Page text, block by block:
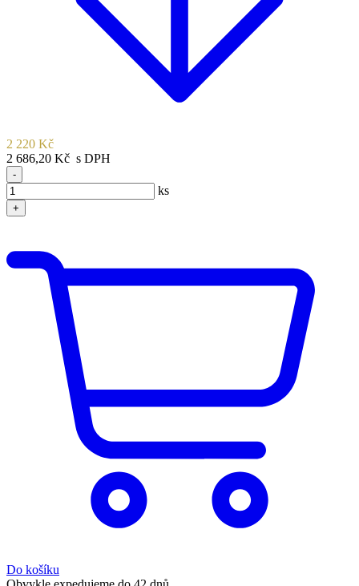
2 220 Kč
2 686,20 Kč s DPH
-
ks
+
Do košíku